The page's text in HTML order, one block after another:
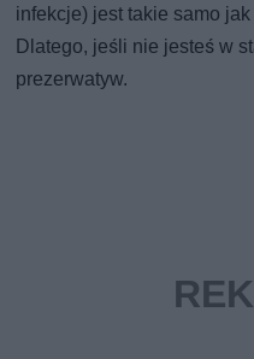
infekcje) jest takie samo
Dlatego, jeśli nie jesteś w
prezerwatyw.